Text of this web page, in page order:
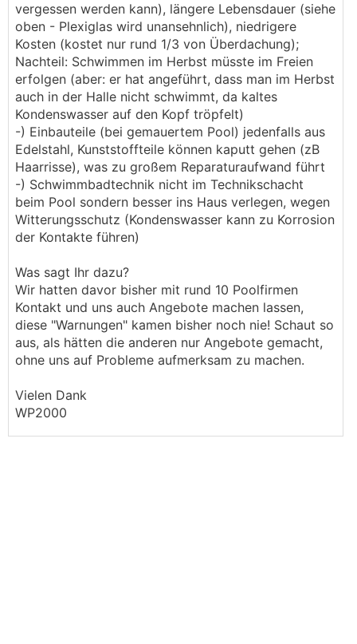
vergessen werden kann), längere Lebensdauer (siehe
oben - Plexiglas wird unansehnlich), niedrigere
Kosten (kostet nur rund 1/3 von Überdachung);
Nachteil: Schwimmen im Herbst müsste im Freien
erfolgen (aber: er hat angeführt, dass man im Herbst
auch in der Halle nicht schwimmt, da kaltes
Kondenswasser auf den Kopf tröpfelt)
-) Einbauteile (bei gemauertem Pool) jedenfalls aus
Edelstahl, Kunststoffteile können kaputt gehen (zB
Haarrisse), was zu großem Reparaturaufwand führt
-) Schwimmbadtechnik nicht im Technikschacht
beim Pool sondern besser ins Haus verlegen, wegen
Witterungsschutz (Kondenswasser kann zu Korrosion
der Kontakte führen)
Was sagt Ihr dazu?
Wir hatten davor bisher mit rund 10 Poolfirmen
Kontakt und uns auch Angebote machen lassen,
diese "Warnungen" kamen bisher noch nie! Schaut so
aus, als hätten die anderen nur Angebote gemacht,
ohne uns auf Probleme aufmerksam zu machen.
Vielen Dank
WP2000